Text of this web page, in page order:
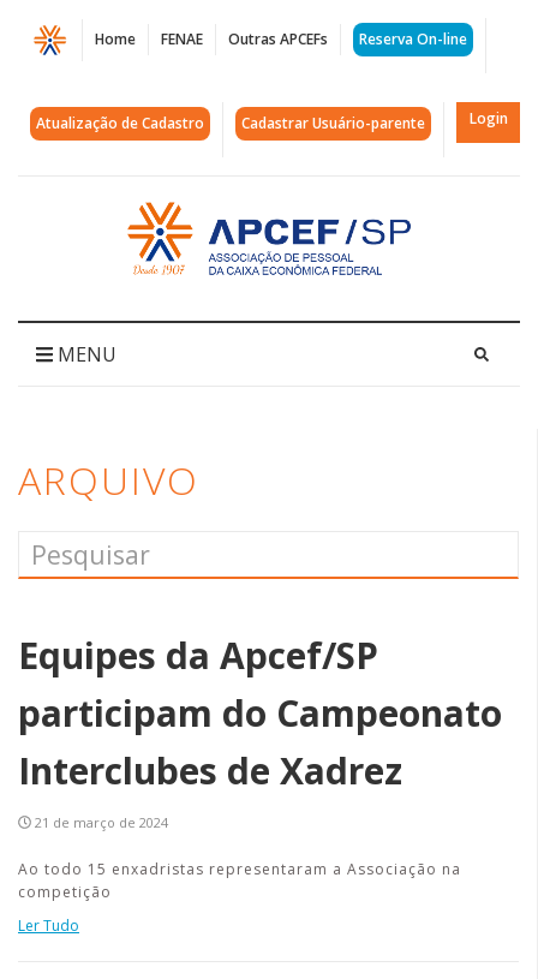
Página
Arquivos
interclubes
APCEF/SP
Home FENAE Outras APCEFs Reserva On-line
Atualização de Cadastro Cadastrar Usuário-parente Login
Acessar
página
inicial
MENU
ARQUIVO
Equipes da Apcef/SP
participam do Campeonato
Interclubes de Xadrez
21 de março de 2024
Ao todo 15 enxadristas representaram a Associação na
competição
Ler Tudo